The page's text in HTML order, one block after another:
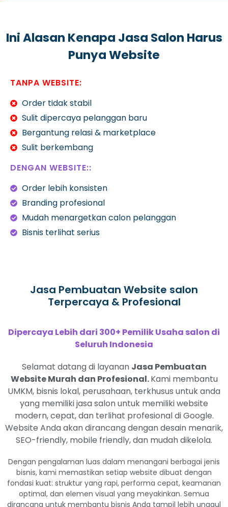
Ini Alasan Kenapa Jasa Salon Harus
Punya Website
TANPA WEBSITE:
Order tidak stabil
Sulit dipercaya pelanggan baru
Bergantung relasi & marketplace
Sulit berkembang
DENGAN WEBSITE::
Order lebih konsisten
Branding profesional
Mudah menargetkan calon pelanggan
Bisnis terlihat serius
Jasa Pembuatan Website salon
Terpercaya & Profesional
Dipercaya Lebih dari 300+ Pemilik Usaha salon di
Seluruh Indonesia
Selamat datang di layanan Jasa Pembuatan
Website Murah dan Profesional.Kami membantu
UMKM, bisnis lokal, perusahaan, terkhusus untuk anda
yang memiliki jasa salon untuk memiliki website
modern, cepat, dan terlihat profesional di Google.
Website Anda akan dirancang dengan desain menarik,
SEO-friendly, mobile friendly, dan mudah dikelola.
Dengan pengalaman luas dalam menangani berbagai jenis
bisnis, kami memastikan setiap website dibuat dengan
fondasi kuat: struktur yang rapi, performa cepat, keamanan
optimal, dan elemen visual yang meyakinkan. Semua
dirancang untuk membantu bisnis Anda tampil lebih unggul